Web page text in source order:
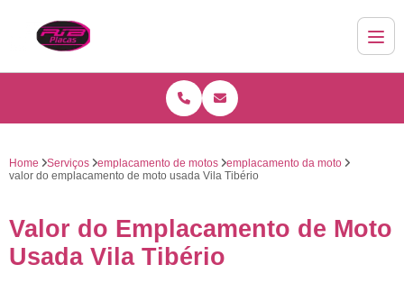
Home Serviços emplacamento de motos
emplacamento da moto
valor do emplacamento de moto usada Vila Tibério
Valor do Emplacamento de Moto
Usada Vila Tibério